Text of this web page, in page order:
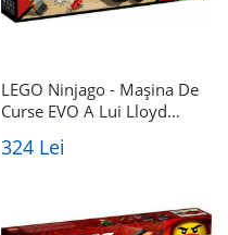
LEGO Ninjago - Mașina De
Curse EVO A Lui Lloyd
324 Lei